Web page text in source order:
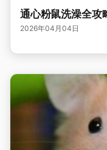
通心粉鼠洗澡全攻
2026年04月04日